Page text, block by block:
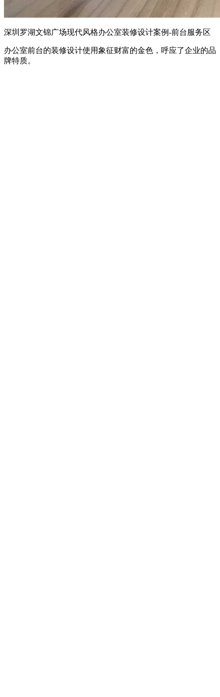
深圳罗湖文锦广场现代风格办公室装修设计案例-前台服务区
办公室前台的装修设计使用象征财富的金色，呼应了企业的品
牌特质。